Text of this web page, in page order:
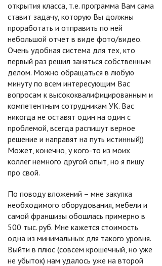
открытия класса, т.е. программа Вам сама
ставит задачу, которую Вы должны
проработать и отправить по ней
небольшой отчет в виде фото/видео.
Очень удобная система для тех, кто
первый раз решил заняться собственным
делом. Можно обращаться в любую
минуту по всем интересующим Вас
вопросам к высококвалифицированным и
компетентным сотрудникам УК. Вас
никогда не оставят один на один с
проблемой, всегда распишут верное
решение и направят на путь истинный))
Может, конечно, у кого-то из моих
коллег немного другой опыт, но я пишу
про свой.
По поводу вложений – мне закупка
необходимого оборудования, мебели и
самой франшизы обошлась примерно в
500 тыс. руб. Мне кажется стоимость
одна из минимальных для такого уровня.
Выйти в плюс (совсем крошечный, но уже
не убыток) нам удалось уже на второй